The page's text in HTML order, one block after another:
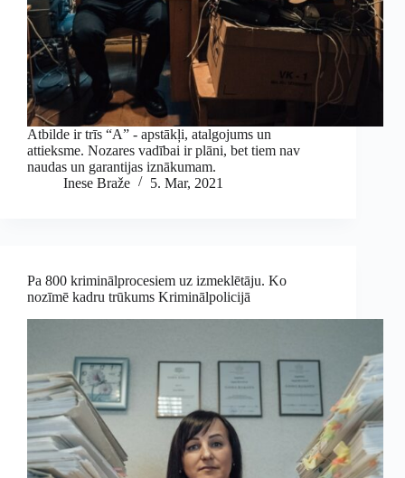
Atbilde ir trīs “A” - apstākļi, atalgojums un
attieksme. Nozares vadībai ir plāni, bet tiem nav
naudas un garantijas iznākumam.
Inese Braže
5. Mar, 2021
Pa 800 kriminālprocesiem uz izmeklētāju. Ko
nozīmē kadru trūkums Kriminālpolicijā